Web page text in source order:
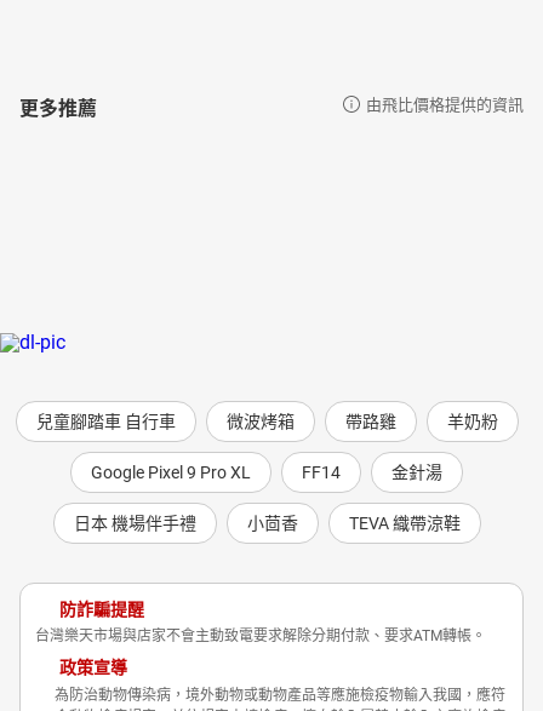
更多推薦 由飛比價格提供的資訊
兒童腳踏車 自行車 微波烤箱 帶路雞 羊奶粉
Google Pixel 9 Pro XL FF14 金針湯
日本 機場伴手禮 小茴香 TEVA 織帶涼鞋
防詐騙提醒
台灣樂天市場與店家不會主動致電要求解除分期付款、要求ATM轉帳。
政策宣導
為防治動物傳染病，境外動物或動物產品等應施檢疫物輸入我國，應符